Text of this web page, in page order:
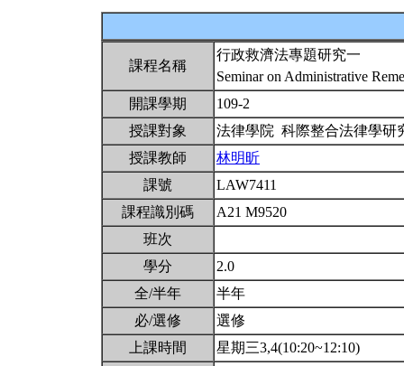
課程名稱
行政救濟法專題研究一
Seminar on Administrative
開課學期
109-2
授課對象
法律學院 科際整合法律學
授課教師
林明昕
課號
LAW7411
課程識別碼
A21 M9520
班次
學分
2.0
全/半年
半年
必/選修
選修
上課時間
星期三3,4(10:20~12:10)